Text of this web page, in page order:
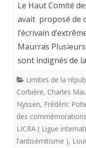
de
faux
culs
la
présence
de
Le Haut Comité
avait proposé de
l’écrivain
Maurras
sont indignés de
Limites de la
Corbière, Charles
Nyssen, Frédéric
des
LICRA ( Ligue
l'antisémitisme ),